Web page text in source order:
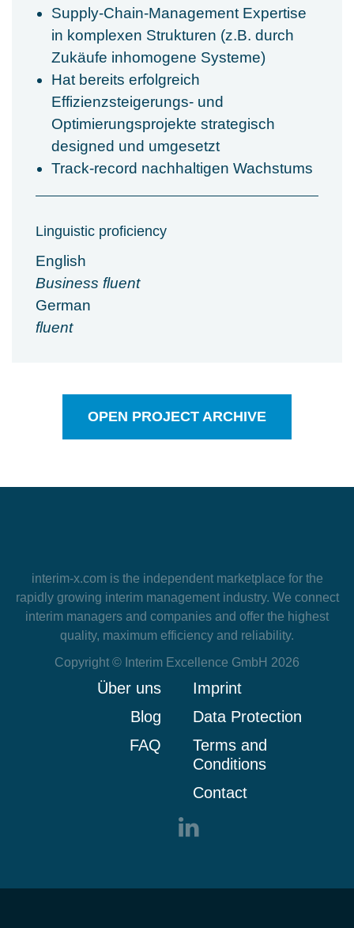
Supply-Chain-Management Expertise
in komplexen Strukturen (z.B. durch
Zukäufe inhomogene Systeme)
Hat bereits erfolgreich
Effizienzsteigerungs- und
Optimierungsprojekte strategisch
designed und umgesetzt
Track-record nachhaltigen Wachstums
Linguistic proficiency
English
Business fluent
German
fluent
OPEN PROJECT ARCHIVE
interim-x.comis the independent marketplace for the
rapidly growing interim management industry. We connect
interim managers and companies and offer the highest
quality, maximum efficiency and reliability.
Copyright © Interim Excellence GmbH 2026
Über uns
Blog
FAQ
Imprint
Data Protection
Terms and
Conditions
Contact